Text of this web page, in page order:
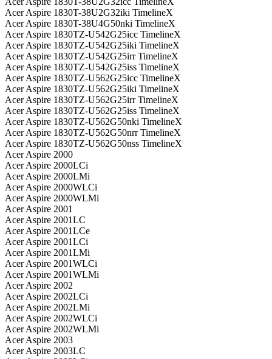
Acer Aspire 1830T-38U2G32iki TimelineX
Acer Aspire 1830T-38U4G50nki TimelineX
Acer Aspire 1830TZ-U542G25icc TimelineX
Acer Aspire 1830TZ-U542G25iki TimelineX
Acer Aspire 1830TZ-U542G25irr TimelineX
Acer Aspire 1830TZ-U542G25iss TimelineX
Acer Aspire 1830TZ-U562G25icc TimelineX
Acer Aspire 1830TZ-U562G25iki TimelineX
Acer Aspire 1830TZ-U562G25irr TimelineX
Acer Aspire 1830TZ-U562G25iss TimelineX
Acer Aspire 1830TZ-U562G50nki TimelineX
Acer Aspire 1830TZ-U562G50nrr TimelineX
Acer Aspire 1830TZ-U562G50nss TimelineX
Acer Aspire 2000
Acer Aspire 2000LCi
Acer Aspire 2000LMi
Acer Aspire 2000WLCi
Acer Aspire 2000WLMi
Acer Aspire 2001
Acer Aspire 2001LC
Acer Aspire 2001LCe
Acer Aspire 2001LCi
Acer Aspire 2001LMi
Acer Aspire 2001WLCi
Acer Aspire 2001WLMi
Acer Aspire 2002
Acer Aspire 2002LCi
Acer Aspire 2002LMi
Acer Aspire 2002WLCi
Acer Aspire 2002WLMi
Acer Aspire 2003
Acer Aspire 2003LC